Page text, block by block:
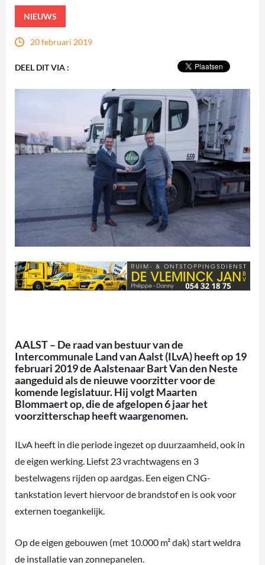
NIEUWS
20 februari 2019
DEEL DIT VIA :
AALST – De raad van bestuur van de
Intercommunale Land van Aalst (ILvA) heeft op 19
februari 2019 de Aalstenaar Bart Van den Neste
aangeduid als de nieuwe voorzitter voor de
komende legislatuur. Hij volgt Maarten
Blommaert op, die de afgelopen 6 jaar het
voorzitterschap heeft waargenomen.
ILvA heeft in die periode ingezet op duurzaamheid, ook in
de eigen werking. Liefst 23 vrachtwagens en 3
bestelwagens rijden op aardgas. Een eigen CNG-
tankstation levert hiervoor de brandstof en is ook voor
externen toegankelijk.
Op de eigen gebouwen (met 10.000 m² dak) start weldra
de installatie van zonnepanelen.